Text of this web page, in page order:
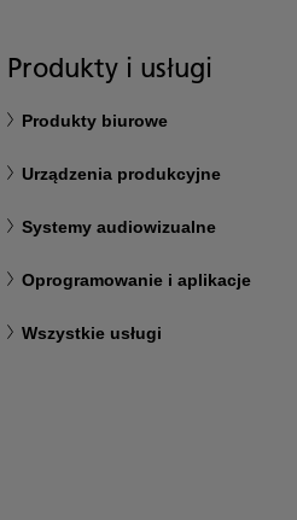
Produkty i usługi
Produkty biurowe
Urządzenia produkcyjne
Systemy audiowizualne
Oprogramowanie i aplikacje
Wszystkie usługi